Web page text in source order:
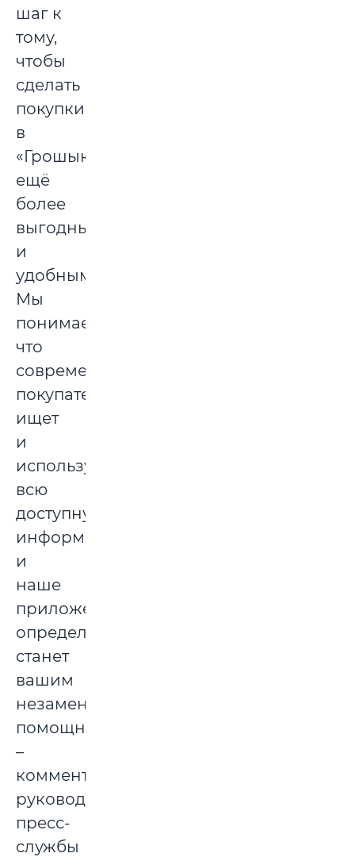
шаг к
тому,
чтобы
сделать
покупки
в
«Грошыке»
ещё
более
выгодными
и
удобными.
Мы
понимаем,
что
современный
покупатель
ищет
и
использует
всю
доступную
информацию,
и
наше
приложение
определенно
станет
вашим
незаменимым
помощником»,
–
комментирует
руководитель
пресс-
службы